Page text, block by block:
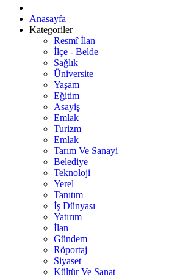
Anasayfa
Kategoriler
Resmî İlan
İlçe - Belde
Sağlık
Üniversite
Yaşam
Eğitim
Asayiş
Emlak
Turizm
Emlak
Tarım Ve Sanayi
Belediye
Teknoloji
Yerel
Tanıtım
İş Dünyası
Yatırım
İlan
Gündem
Röportaj
Siyaset
Kültür Ve Sanat